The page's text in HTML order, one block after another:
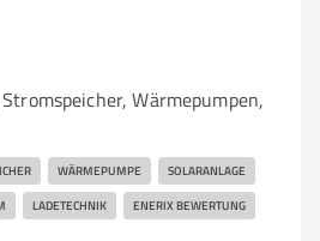
Wärmepumpen,
WÄRMEPUMPE SOLARANLAGE
LADETECHNIK ENERIX BEWERTUNG